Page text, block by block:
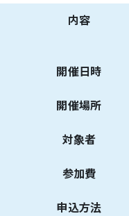
内容
開催日時
開催場所
対象者
参加費
申込方法